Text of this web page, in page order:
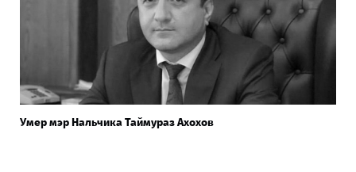
Умер мэр Нальчика Таймураз Ахохов